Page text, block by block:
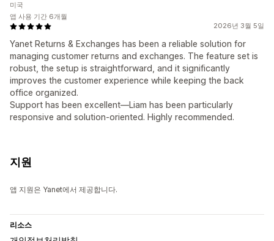
2026년 3월 5일
Yanet Returns & Exchanges has been a reliable solution for
managing customer returns and exchanges. The feature set is
robust, the setup is straightforward, and it significantly
improves the customer experience while keeping the back
office organized.
Support has been excellent—Liam has been particularly
responsive and solution-oriented. Highly recommended.
미국
앱 사용 기간 6개월
지원
앱 지원은 Yanet에서 제공합니다.
리소스